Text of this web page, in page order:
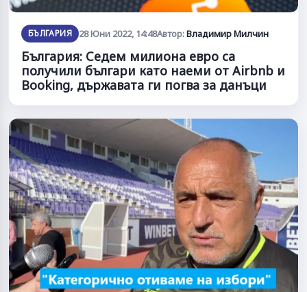
БЪЛГАРИЯ 28 Юни 2022, 14:48Автор:Владимир Милчин
България: Седем милиона евро са
получили българи като наеми от Airbnb и
Booking, държавата ги погва за данъци